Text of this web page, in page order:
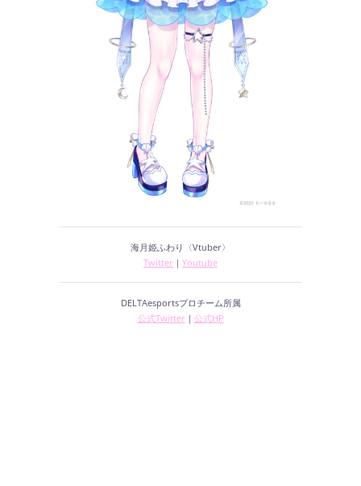
海月姫ふわり〈Vtuber〉
Twitter ｜ Youtube
DELTAesportsプロチーム所属
公式Twitter ｜ 公式HP